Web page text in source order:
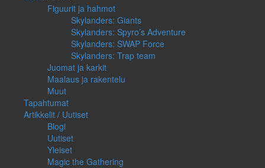
Figuurit ja hahmot
Skylanders: Giants
Skylanders: Spyro’s Adventure
Skylanders: SWAP Force
Skylanders: Trap team
Juomat ja karkit
Maalaus ja rakentelu
Muut
Tapahtumat
Artikkelit / Uutiset
Blogi
Uutiset
Yleiset
Magic the Gathering